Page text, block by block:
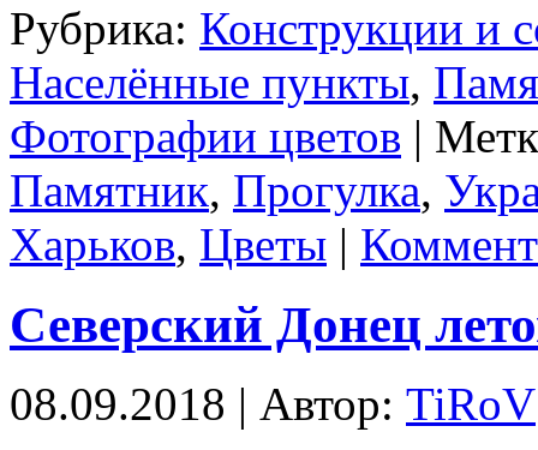
Рубрика: Конструкции и
Населённые пункты,
Фотографии цветов |
Памятник, Прогулка,
Харьков, Цветы |
Северский Донец
08.09.2018 | Автор: TiRoV